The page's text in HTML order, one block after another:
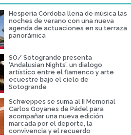
Hesperia Córdoba llena de música las
noches de verano con una nueva
agenda de actuaciones en su terraza
panorámica
SO/ Sotogrande presenta
‘Andalusian Nights’, un dialogo
artístico entre el flamenco y arte
ecuestre bajo el cielo de
Sotogrande
Schweppes se suma al II Memorial
Carlos Goyanes de Pádel para
acompañar una nueva edición
marcada por el deporte, la
convivencia y el recuerdo